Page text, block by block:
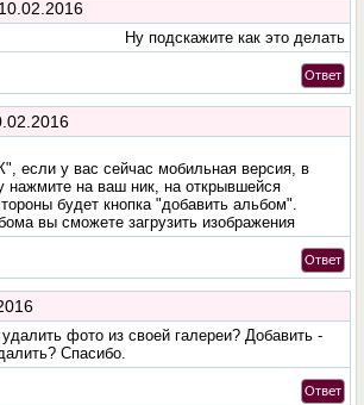
Ну подскажите как это делать
Ответ
если у вас сейчас мобильная версия, в
нажмите на ваш ник, на открывшейся
будет кнопка "добавить альбом".
вы сможете загрузить изображения
Ответ
фото из своей галереи? Добавить -
Спасибо.
Ответ